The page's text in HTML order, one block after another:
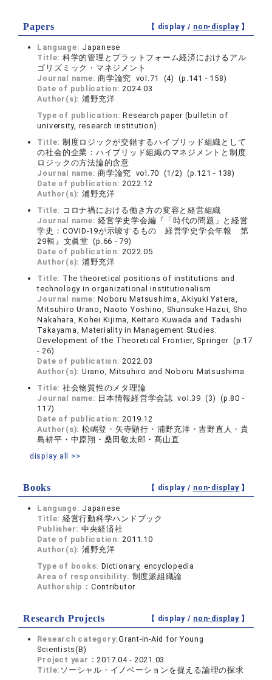
Papers 【 display / non-display】
Language: Japanese
Title: 科学的管理とプラットフォーム経済におけるアル
ゴリズミック・マネジメント
Journal name:商学論究 vol.71 (4) (p.141 - 158)
Date of publication: 2024.03
Author(s): 浦野充洋
Type of publication:Research paper (bulletin of
university, research institution)
Title: 制度ロジックが交錯するハイブリッド組織として
の社会的企業：ハイブリッド組織のマネジメントと制度
ロジックの方法論的含意
Journal name:商学論究 vol.70 (1/2) (p.121 - 138)
Date of publication: 2022.12
Author(s): 浦野充洋
Title: コロナ禍における働き方の変容と経営組織
Journal name:経営学史学会編『「時代の問題」と経営
学史：COVID-19が示唆するもの 経営学史学会年報 第
29輯』文眞堂 (p.66 - 79)
Date of publication: 2022.05
Author(s): 浦野充洋
Title: The theoretical positions of institutions and
technology in organizational institutionalism
Journal name:Noboru Matsushima, Akiyuki Yatera,
Mitsuhiro Urano, Naoto Yoshino, Shunsuke Hazui, Sho
Nakahara, Kohei Kijima, Keitaro Kuwada and Tadashi
Takayama, Materiality in Management Studies:
Development of the Theoretical Frontier, Springer (p.17
- 26)
Date of publication: 2022.03
Author(s): Urano, Mitsuhiro and Noboru Matsushima
Title: 社会物質性のメタ理論
Journal name: 日本情報経営学会誌 vol.39 (3) (p.80 -
117)
Date of publication: 2019.12
Author(s): 松嶋登・矢寺顕行・浦野充洋・吉野直人・貴
島耕平・中原翔・桑田敬太郎・髙山直
display all >>
Books 【 display / non-display】
Language: Japanese
Title: 経営行動科学ハンドブック
Publisher: 中央経済社
Date of publication: 2011.10
Author(s): 浦野充洋
Type of books: Dictionary, encyclopedia
Area of responsibility: 制度派組織論
Authorship： Contributor
Research Projects 【 display / non-display】
Research category:Grant-in-Aid for Young
Scientists(B)
Project year： 2017.04 - 2021.03
Title: ソーシャル・イノベーションを捉える論理の探求